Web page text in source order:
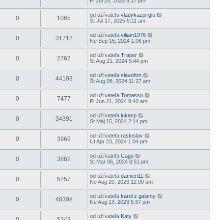
0 1065 od užívateľa vladykazpriglu
Št Júl 17, 2025 9:11 am
0 31712 od užívateľa viliam1976
Ne Sep 15, 2024 1:06 pm
0 2762 od užívateľa Traper
St Aug 21, 2024 9:44 pm
0 44103 od užívateľa slavohrn
Št Aug 08, 2024 11:27 am
0 7477 od užívateľa Tomasso
Pi Jún 21, 2024 9:40 am
0 34391 od užívateľa lukasp
St Máj 15, 2024 2:14 pm
0 3969 od užívateľa rastoslav
Ut Apr 23, 2024 1:04 pm
0 3882 od užívateľa Cago
St Mar 06, 2024 8:51 pm
0 5257 od užívateľa damien11
Ne Aug 20, 2023 12:00 am
0 48308 od užívateľa karol z galanty
Ne Aug 13, 2023 5:37 pm
od užívateľa Katy